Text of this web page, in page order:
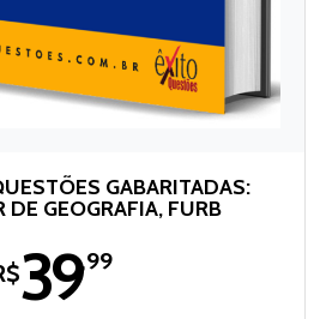
GABARITADAS:
DE GEOGRAFIA, FURB
39,99